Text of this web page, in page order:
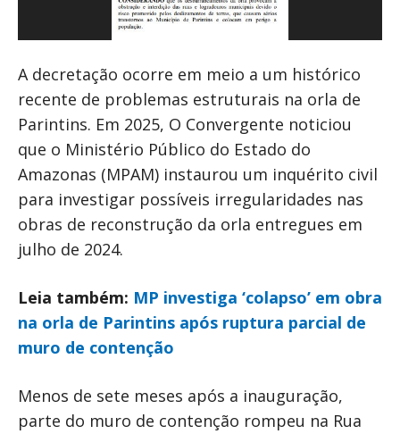
A decretação ocorre em meio a um histórico
recente de problemas estruturais na orla de
Parintins. Em 2025, O Convergente noticiou
que o Ministério Público do Estado do
Amazonas (MPAM) instaurou um inquérito civil
para investigar possíveis irregularidades nas
obras de reconstrução da orla entregues em
julho de 2024.
Leia também: MP investiga ‘colapso’ em obra
na orla de Parintins após ruptura parcial de
muro de contenção
Menos de sete meses após a inauguração,
parte do muro de contenção rompeu na Rua